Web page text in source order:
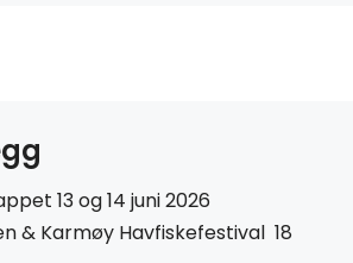
13 og 14 juni 2026
& Karmøy Havfiskefestival 18